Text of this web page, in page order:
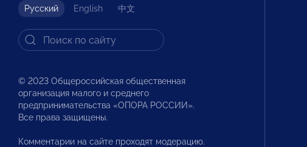
Русский English 中文
© 2023 Общероссийская общественная
организация малого и среднего
предпринимательства «ОПОРА РОССИИ».
Все права защищены.
Комментарии на сайте проходят модерацию.